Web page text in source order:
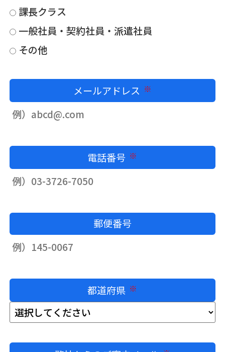
課長クラス
一般社員・契約社員・派遣社員
その他
メールアドレス
電話番号
郵便番号
都道府県